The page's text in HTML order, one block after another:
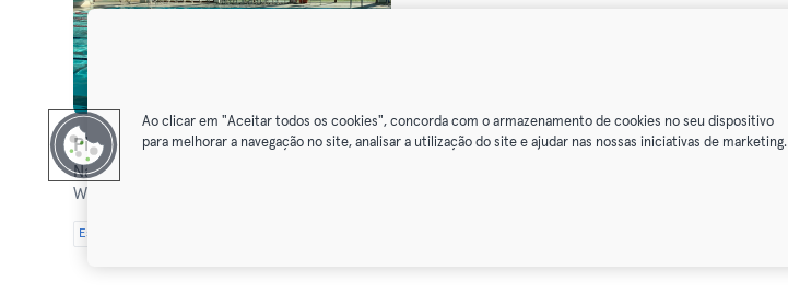
Piscine du Calypso - Watermael-Boitsfort
Natação
Watermael Boitsfort,
Essential
Ao clicar em "Aceitar todos os cookies", concorda com o armazenamento de cookies no seu dispositivo
para melhorar a navegação no site, analisar a utilização do site e ajudar nas nossas iniciativas de marketing.